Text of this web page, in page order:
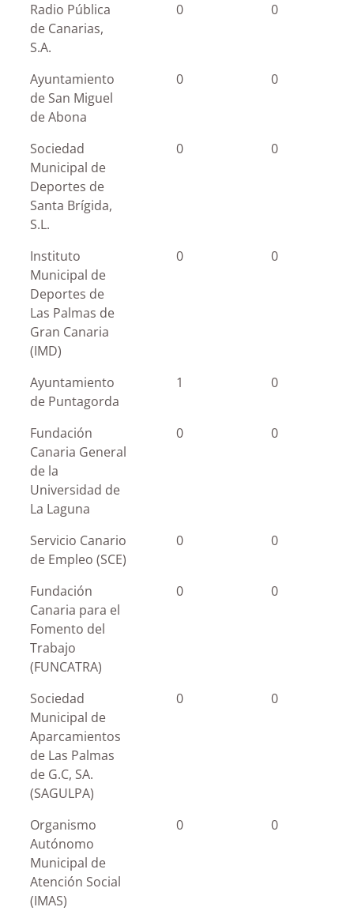
Radio Pública
de Canarias,
S.A.
0 0
Ayuntamiento
de San Miguel
de Abona
0 0
Sociedad
Municipal de
Deportes de
Santa Brígida,
S.L.
0 0
Instituto
Municipal de
Deportes de
Las Palmas de
Gran Canaria
(IMD)
0 0
Ayuntamiento
de Puntagorda
1 0
Fundación
Canaria General
de la
Universidad de
La Laguna
0 0
Servicio Canario
de Empleo (SCE)
0 0
Fundación
Canaria para el
Fomento del
Trabajo
(FUNCATRA)
0 0
Sociedad
Municipal de
Aparcamientos
de Las Palmas
de G.C, SA.
(SAGULPA)
0 0
Organismo
Autónomo
Municipal de
Atención Social
(IMAS)
0 0